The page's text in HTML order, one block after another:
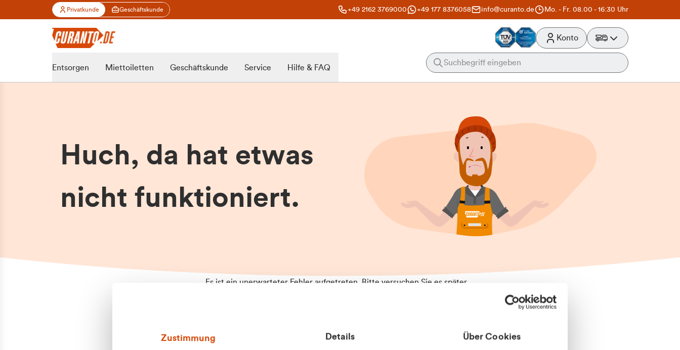
Zustimmung Details Über Cookies
Privatkunde Geschäftskunde +49 2162 3769000 +49 177 8376058 info@curanto.de Mo. - Fr. 08.00 - 16:30 Uhr
Konto
Entsorgen Miettoiletten Geschäftskunde Service Hilfe & FAQ
Huch, da hat etwas
nicht funktioniert.
Es ist ein unerwarteter Fehler aufgetreten. Bitte versuchen Sie es später
aufgetretenen Fehler an. Wir entschuldigen uns für eventuelle